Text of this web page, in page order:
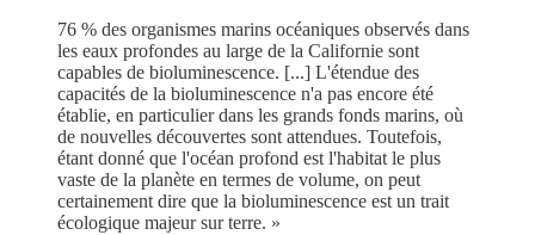
76 % des organismes marins océaniques observés dans
les eaux profondes au large de la Californie sont
capables de bioluminescence. [...] L'étendue des
capacités de la bioluminescence n'a pas encore été
établie, en particulier dans les grands fonds marins, où
de nouvelles découvertes sont attendues. Toutefois,
étant donné que l'océan profond est l'habitat le plus
vaste de la planète en termes de volume, on peut
certainement dire que la bioluminescence est un trait
écologique majeur sur terre. »